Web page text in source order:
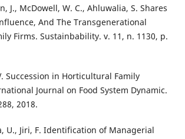
J., McDowell, W. C., Ahluwalia, S. Shares
And The Transgenerational
Firms. Sustainbability. v. 11, n. 1130, p.
Succession in Horticultural Family
Journal on Food System Dynamic.
2018.
U., Jiri, F. Identification of Managerial